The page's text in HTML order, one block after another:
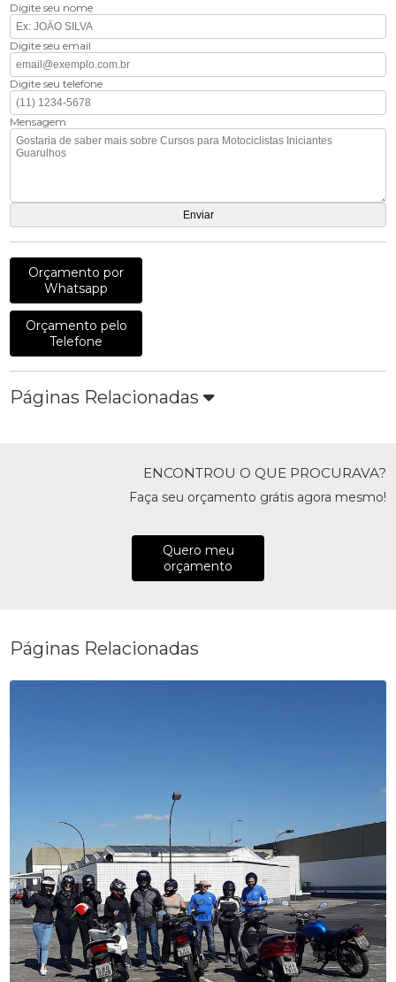
Digite seu nome
Digite seu email
Digite seu telefone
Mensagem
Orçamento por
Whatsapp
Orçamento pelo
Telefone
Páginas Relacionadas
ENCONTROU O QUE PROCURAVA?
Faça seu orçamento grátis agora mesmo!
Quero meu
orçamento
Páginas Relacionadas